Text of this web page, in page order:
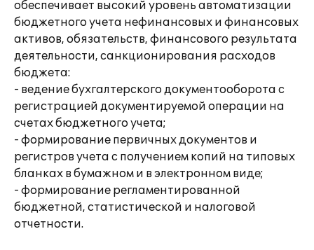
обеспечивает высокий уровень автоматизации
бюджетного учета нефинансовых и финансовых
активов, обязательств, финансового результата
деятельности, санкционирования расходов
бюджета:
- ведение бухгалтерского документооборота с
регистрацией документируемой операции на
счетах бюджетного учета;
- формирование первичных документов и
регистров учета с получением копий на типовых
бланках в бумажном и в электронном виде;
- формирование регламентированной
бюджетной, статистической и налоговой
отчетности.